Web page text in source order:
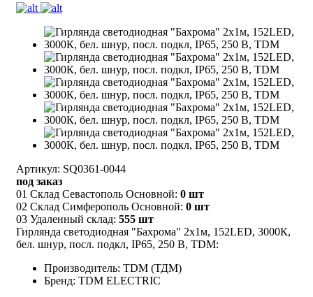
Артикул: SQ0361-0044
под заказ
01 Склад Севастополь Основной: 0 шт
02 Склад Симферополь Основной: 0 шт
03 Удаленный склад: 555 шт
Гирлянда светодиодная "Бахрома" 2х1м, 152LED, 3000К,
бел. шнур, посл. подкл, IP65, 250 В, TDM:
Производитель: TDM (ТДМ)
Бренд: TDM ELECTRIC